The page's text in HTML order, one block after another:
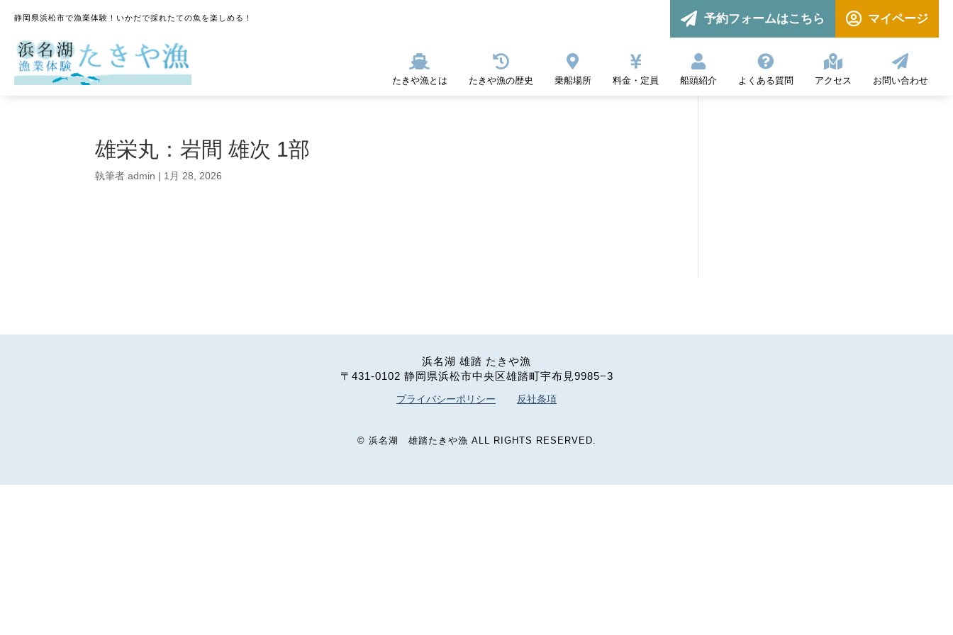
静岡県浜松市で漁業体験！いかだで採れたての魚を楽しめる！  予約フォームはこちら  マイページ

たきや漁とは

たきや漁の歴史

乗船場所

料金・定員

船頭紹介

よくある質問

アクセス

お問い合わせ
雄栄丸：岩間 雄次 1部
執筆者admin | 1月 28, 2026
浜名湖 雄踏 たきや漁
〒431-0102 静岡県浜松市中央区雄踏町宇布見9985−3
プライバシーポリシー 反社条項
© 浜名湖 雄踏たきや漁 ALL RIGHTS RESERVED.